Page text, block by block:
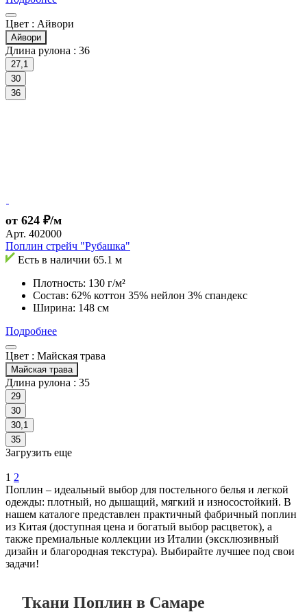
Цвет : Айвори
Айвори
Длина рулона : 36
27,1
30
36
от 624 ₽/м
Арт. 402000
Поплин стрейч "Рубашка"
Есть в наличии 65.1 м
Плотность: 130 г/м²
Состав: 62% коттон 35% нейлон 3% спандекс
Ширина: 148 см
Подробнее
Цвет : Майская трава
Майская трава
Длина рулона : 35
29
30
30,1
35
Загрузить еще
1 2
Поплин – идеальный выбор для постельного белья и легкой
одежды: плотный, но дышащий, мягкий и износостойкий. В
нашем каталоге представлен практичный фабричный поплин
из Китая (доступная цена и богатый выбор расцветок), а
также премиальные коллекции из Италии (эксклюзивный
дизайн и благородная текстура). Выбирайте лучшее под свои
задачи!
Ткани Поплин в Самаре